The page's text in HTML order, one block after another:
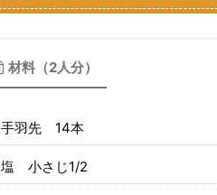
材料（2人分）
手羽先 14本
塩 小さじ1/2